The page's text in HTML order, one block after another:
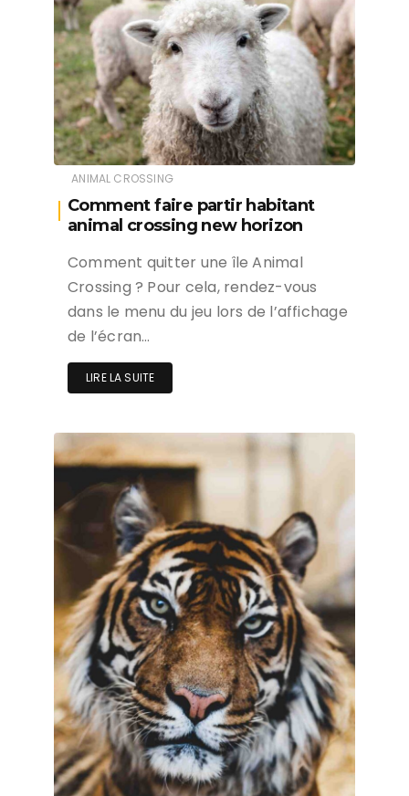
ANIMAL CROSSING
Comment faire partir habitant
animal crossing new horizon
Comment quitter une île Animal
Crossing ? Pour cela, rendez-vous
dans le menu du jeu lors de l’affichage
de l’écran…
LIRE LA SUITE